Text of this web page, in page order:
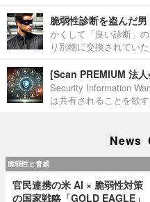
脆弱性診断を盗んだ男
かくして「良い診断」
り別物に交換されていた
[Scan PREMIUM 法
Security Information
は共有されることを欲す
News
脆弱性と脅威
官民連携の米 AI × 脆弱性対策
の国家戦略「GOLD EAGLE」